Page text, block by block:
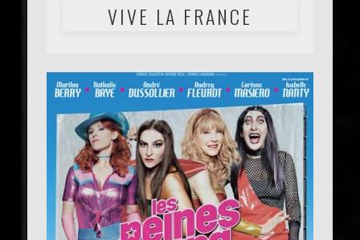
VIVE LA FRANCE